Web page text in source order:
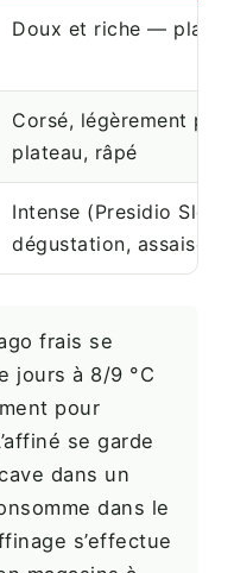
Doux et riche —
Corsé, légèrement
plateau, râpé
Intense (Presidio
dégustation,
frais se
jours à 8/9 °C
pour
se garde
dans un
dans le
s’effectue